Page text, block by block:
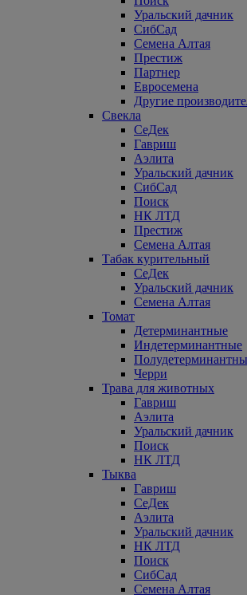
Уральский дачник
СибСад
Семена Алтая
Престиж
Партнер
Евросемена
Другие
Свекла
СеДек
Гавриш
Аэлита
Уральский дачник
СибСад
Поиск
НК ЛТД
Престиж
Семена Алтая
Табак курительный
СеДек
Уральский дачник
Семена Алтая
Томат
Детерминантные
Индетерминантные
Черри
Трава для животных
Гавриш
Аэлита
Уральский дачник
Поиск
НК ЛТД
Тыква
Гавриш
СеДек
Аэлита
Уральский дачник
НК ЛТД
Поиск
СибСад
Семена Алтая